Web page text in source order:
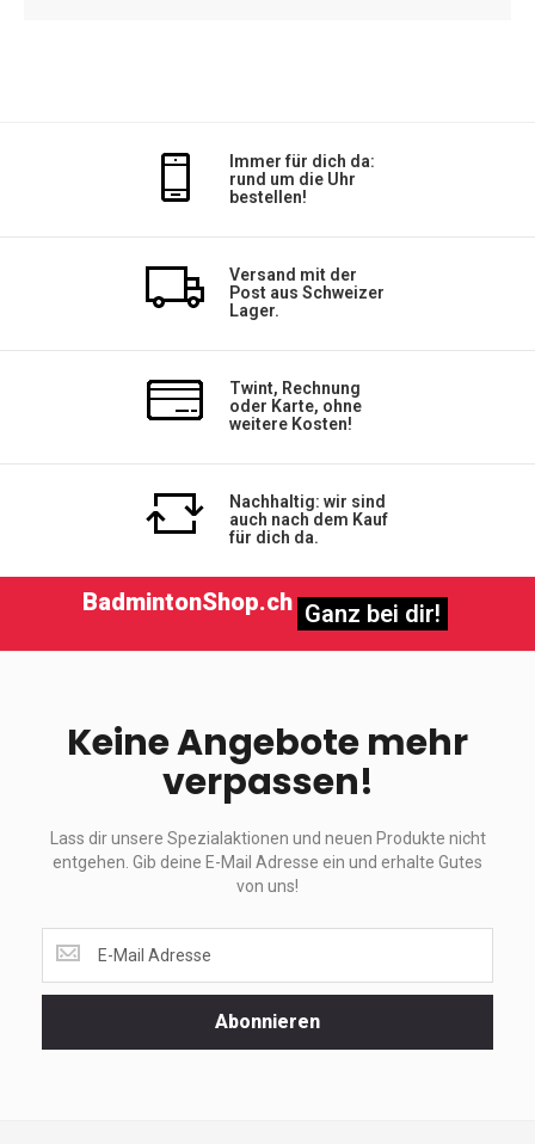
Immer für dich da:
rund um die Uhr
bestellen!
Versand mit der
Post aus Schweizer
Lager.
Twint, Rechnung
oder Karte, ohne
weitere Kosten!
Nachhaltig: wir sind
auch nach dem Kauf
für dich da.
BadmintonShop.ch Ganz bei dir!
Keine Angebote mehr
verpassen!
Lass dir unsere Spezialaktionen und neuen Produkte nicht
entgehen. Gib deine E-Mail Adresse ein und erhalte Gutes
von uns!
dir
unsere
Abonnieren